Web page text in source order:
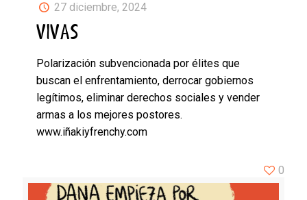
27 diciembre, 2024
VIVAS
Polarización subvencionada por élites que
buscan el enfrentamiento, derrocar gobiernos
legítimos, eliminar derechos sociales y vender
armas a los mejores postores.
www.iñakiyfrenchy.com
0